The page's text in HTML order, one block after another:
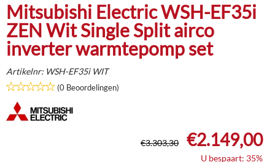
Mitsubishi Electric WSH-EF35i
ZEN Wit Single Split airco
inverter warmtepomp set
Artikelnr: WSH-EF35i WIT
(0 Beoordelingen)
€3.303,30 €2.149,00
U bespaart: 35%